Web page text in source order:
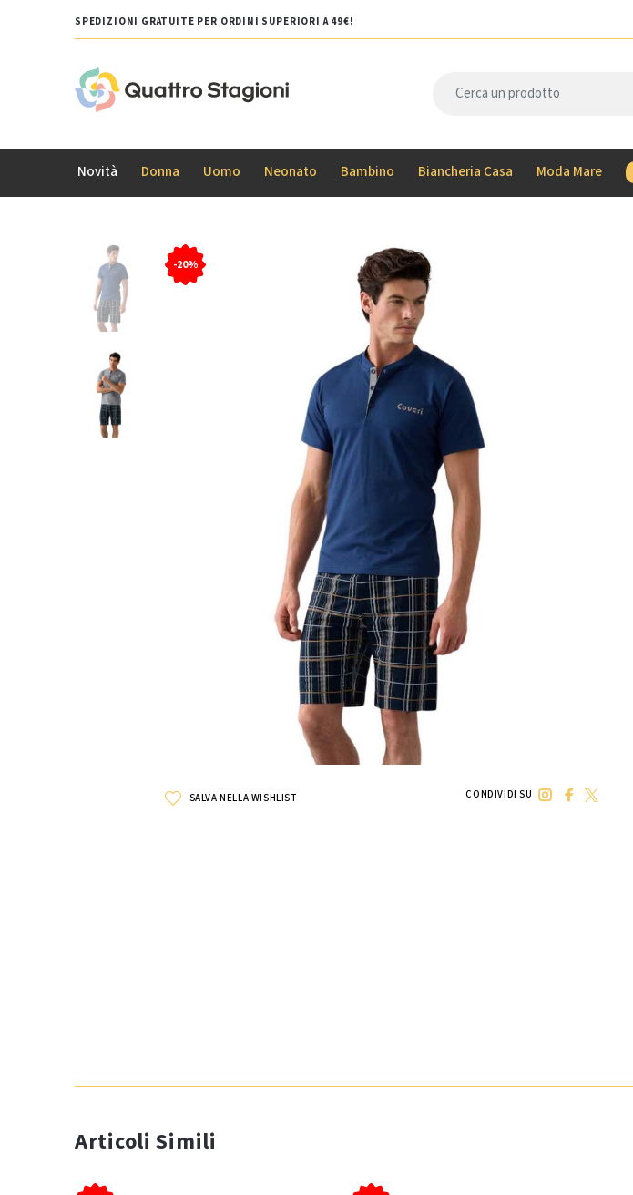
SPEDIZIONI GRATUITE PER ORDINI SUPERIORI A 49€!
Novità Donna Uomo Neonato Bambino Biancheria Casa Moda Mare
-20%
SALVA NELLA WISHLIST CONDIVIDI SU
Articoli Simili